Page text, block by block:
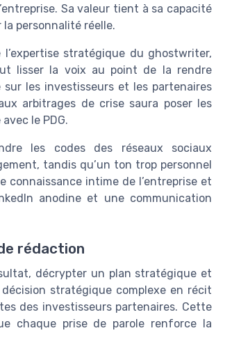
Sa valeur tient à sa capacité
personnalité réelle.
stratégique du ghostwriter,
lisser la voix au point de la rendre
les investisseurs et les partenaires
arbitrages de crise saura poser les
le PDG.
les codes des réseaux sociaux
tandis qu’un ton trop personnel
connaissance intime de l’entreprise et
anodine et une communication
rédaction
décrypter un plan stratégique et
stratégique complexe en récit
des investisseurs partenaires. Cette
chaque prise de parole renforce la